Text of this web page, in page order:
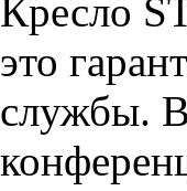
Кресло
это
службы.